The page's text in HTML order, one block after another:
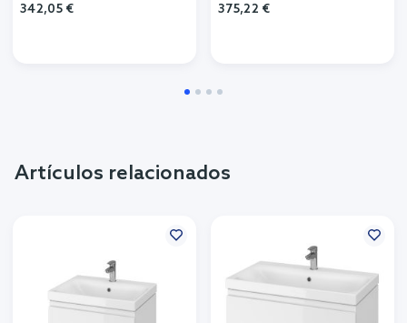
342,05 € 375,22 €
Artículos relacionados